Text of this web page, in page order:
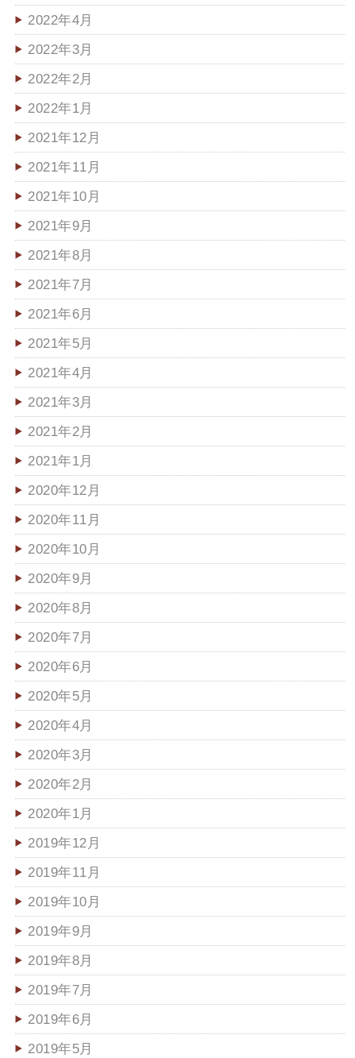
2022年4月
2022年3月
2022年2月
2022年1月
2021年12月
2021年11月
2021年10月
2021年9月
2021年8月
2021年7月
2021年6月
2021年5月
2021年4月
2021年3月
2021年2月
2021年1月
2020年12月
2020年11月
2020年10月
2020年9月
2020年8月
2020年7月
2020年6月
2020年5月
2020年4月
2020年3月
2020年2月
2020年1月
2019年12月
2019年11月
2019年10月
2019年9月
2019年8月
2019年7月
2019年6月
2019年5月